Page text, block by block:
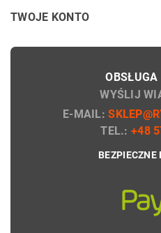
TWOJE KONTO
WYŚLIJ
E-MAIL:
TEL.:+48
BEZPIECZNE